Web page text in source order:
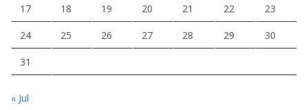
17 18 19 20 21 22 23
24 25 26 27 28 29 30
31
« Jul